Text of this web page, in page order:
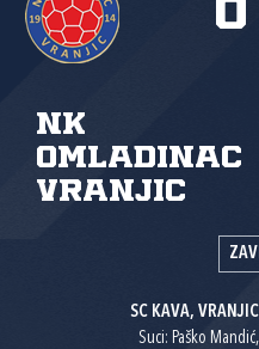
NK
Omladinac
Vranjic
0
SC KAVA,
Suci: Paško